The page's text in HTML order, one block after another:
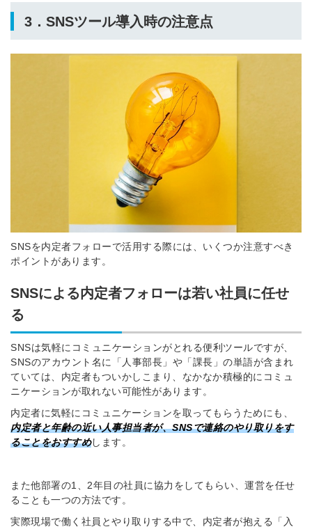
3． SNSツール導入時の注意点
SNSを内定者フォローで活用する際には、いくつか注意すべき
ポイントがあります。
SNSによる内定者フォローは若い社員に任せ
る
SNSは気軽にコミュニケーションがとれる便利ツールですが、
SNSのアカウント名に「人事部長」や「課長」の単語が含まれ
ていては、内定者もついかしこまり、なかなか積極的にコミュ
ニケーションが取れない可能性があります。
内定者に気軽にコミュニケーションを取ってもらうためにも、
内定者と年齢の近い人事担当者が、SNSで連絡のやり取りをす
ることをおすすめします。
また他部署の1、2年目の社員に協力をしてもらい、運営を任せ
ることも一つの方法です。
実際現場で働く社員とやり取りする中で、内定者が抱える「入